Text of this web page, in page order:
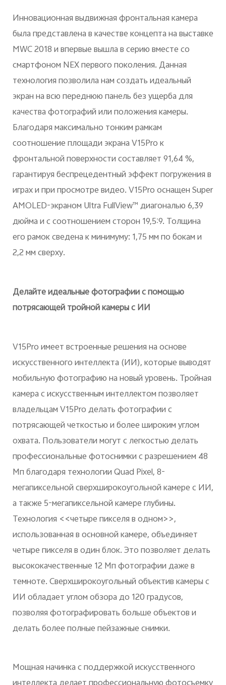
Инновационная выдвижная фронтальная камера
была представлена в качестве концепта на выставке
MWC 2018 и впервые вышла в серию вместе со
смартфоном NEX первого поколения. Данная
технология позволила нам создать идеальный
экран на всю переднюю панель без ущерба для
качества фотографий или положения камеры.
Благодаря максимально тонким рамкам
соотношение площади экрана V15Pro к
фронтальной поверхности составляет 91,64 %,
гарантируя беспрецедентный эффект погружения в
играх и при просмотре видео. V15Pro оснащен Super
AMOLED-экраном Ultra FullView™ диагональю 6,39
дюйма и с соотношением сторон 19,5:9. Толщина
его рамок сведена к минимуму: 1,75 мм по бокам и
2,2 мм сверху.
Делайте идеальные фотографии с помощью
потрясающей тройной камеры с ИИ
V15Pro имеет встроенные решения на основе
искусственного интеллекта (ИИ), которые выводят
мобильную фотографию на новый уровень. Тройная
камера с искусственным интеллектом позволяет
владельцам V15Pro делать фотографии с
потрясающей четкостью и более широким углом
охвата. Пользователи могут с легкостью делать
профессиональные фотоснимки с разрешением 48
Мп благодаря технологии Quad Pixel, 8-
мегапиксельной сверхширокоугольной камере с ИИ,
а также 5-мегапиксельной камере глубины.
Технология <<четыре пикселя в одном>>,
использованная в основной камере, объединяет
четыре пикселя в один блок. Это позволяет делать
высококачественные 12 Мп фотографии даже в
темноте. Сверхширокоугольный объектив камеры с
ИИ обладает углом обзора до 120 градусов,
позволяя фотографировать больше объектов и
делать более полные пейзажные снимки.
Мощная начинка с поддержкой искусственного